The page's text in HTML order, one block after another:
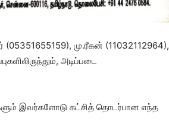
(05351655159), மு.ரீகன் (11032112964),
அடிப்படை
இவர்களோடு கட்சித் தொடர்பான எந்த